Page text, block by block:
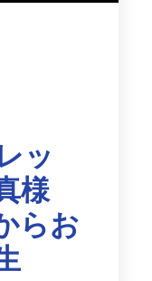
ッ
様
らお